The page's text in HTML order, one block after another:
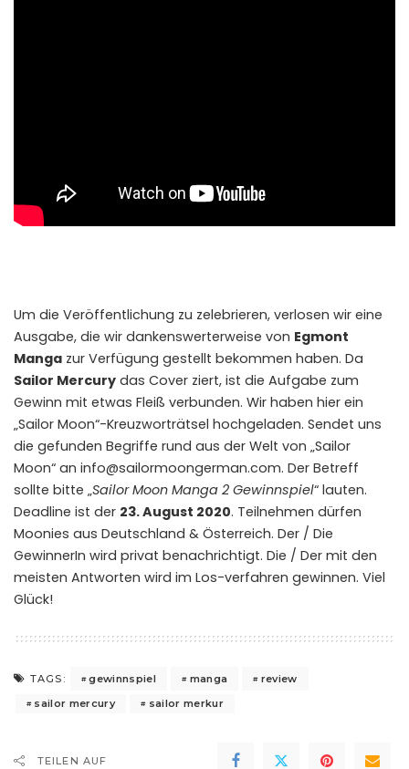
Um die Veröffentlichung zu zelebrieren, verlosen wir eine
Ausgabe, die wir dankenswerterweise von Egmont
Manga zur Verfügung gestellt bekommen haben. Da
Sailor Mercury das Cover ziert, ist die Aufgabe zum
Gewinn mit etwas Fleiß verbunden. Wir haben hier ein
„Sailor Moon“-Kreuzworträtsel hochgeladen. Sendet uns
die gefunden Begriffe rund aus der Welt von „Sailor
Moon“ an info@sailormoongerman.com. Der Betreff
sollte bitte „Sailor Moon Manga 2 Gewinnspiel“ lauten.
Deadline ist der 23. August 2020. Teilnehmen dürfen
Moonies aus Deutschland & Österreich. Der / Die
GewinnerIn wird privat benachrichtigt. Die / Der mit den
meisten Antworten wird im Los-verfahren gewinnen. Viel
Glück!
TAGS: gewinnspiel manga
review
sailor mercury
sailor merkur
TEILEN AUF